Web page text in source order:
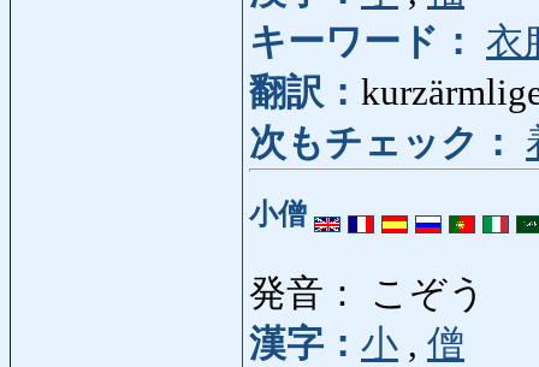
キーワード： 衣
翻訳：
次もチェック：
小僧
発音： こぞう
漢字： 小 , 僧